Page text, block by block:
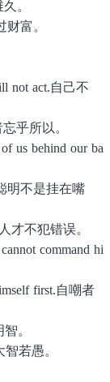
。
财富。
not act.自己不
乎所以。
us behind our ba
明不是挂在嘴
才不犯错误。
command hi
first.自嘲者
。
智若愚。